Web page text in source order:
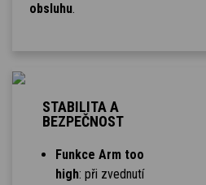
obsluhu.
STABILITA A
BEZPEČNOST
Funkce Arm too
high: při zvednutí